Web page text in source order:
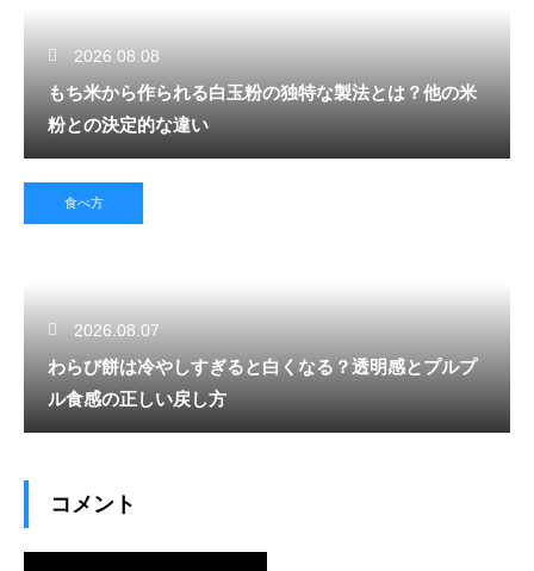
2026.08.08
もち米から作られる白玉粉の独特な製法とは？他の米
粉との決定的な違い
食べ方
2026.08.07
わらび餅は冷やしすぎると白くなる？透明感とプルプ
ル食感の正しい戻し方
コメント